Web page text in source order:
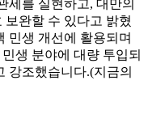
세를 실현하고, 대만의
완할 수 있다고 밝혔
민생 개선에 활용되며
생 분야에 대량 투입되
강조했습니다.(지금의